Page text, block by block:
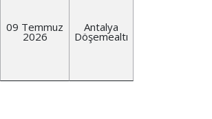
09 Temmuz
2026
Antalya
Döşemealtı